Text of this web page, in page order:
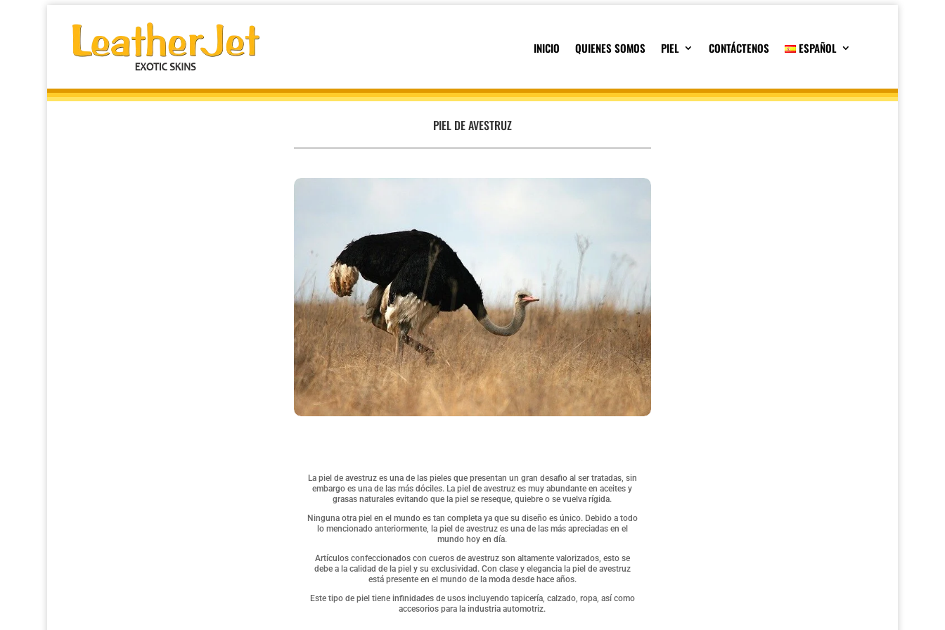
INICIO QUIENES SOMOS PIEL CONTÁCTENOS ESPAÑOL
PIEL DE AVESTRUZ
La piel de avestruz es una de las pieles que presentan un gran desafio al ser tratadas, sin
embargo es una de las más dóciles. La piel de avestruz es muy abundante en aceites y
grasas naturales evitando que la piel se reseque, quiebre o se vuelva rígida.
Ninguna otra piel en el mundo es tan completa ya que su diseño es único. Debido a todo
lo mencionado anteriormente, la piel de avestruz es una de las más apreciadas en el
mundo hoy en día.
Artículos confeccionados con cueros de avestruz son altamente valorizados, esto se
debe a la calidad de la piel y su exclusividad. Con clase y elegancia la piel de avestruz
está presente en el mundo de la moda desde hace años.
Este tipo de piel tiene infinidades de usos incluyendo tapicería, calzado, ropa, así como
accesorios para la industria automotriz.